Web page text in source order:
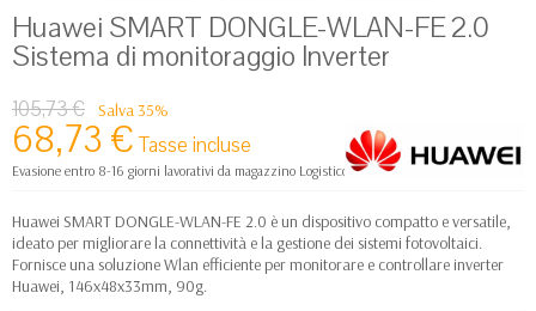
Huawei SMART DONGLE-WLAN-FE 2.0
Sistema di monitoraggio Inverter
105,73 € Salva 35%
68,73 € Tasse incluse
Evasione entro 8-16 giorni lavorativi da magazzino Logistico Europa
Huawei SMART DONGLE-WLAN-FE 2.0 è un dispositivo compatto e versatile,
ideato per migliorare la connettività e la gestione dei sistemi fotovoltaici.
Fornisce una soluzione Wlan efficiente per monitorare e controllare inverter
Huawei, 146x48x33mm, 90g.